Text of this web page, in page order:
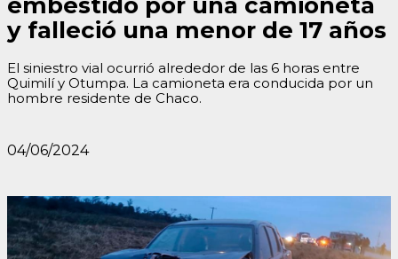
y falleció una menor de 17 años
El siniestro vial ocurrió alrededor de las 6 horas entre
Quimilí y Otumpa. La camioneta era conducida por un
hombre residente de Chaco.
04/06/2024